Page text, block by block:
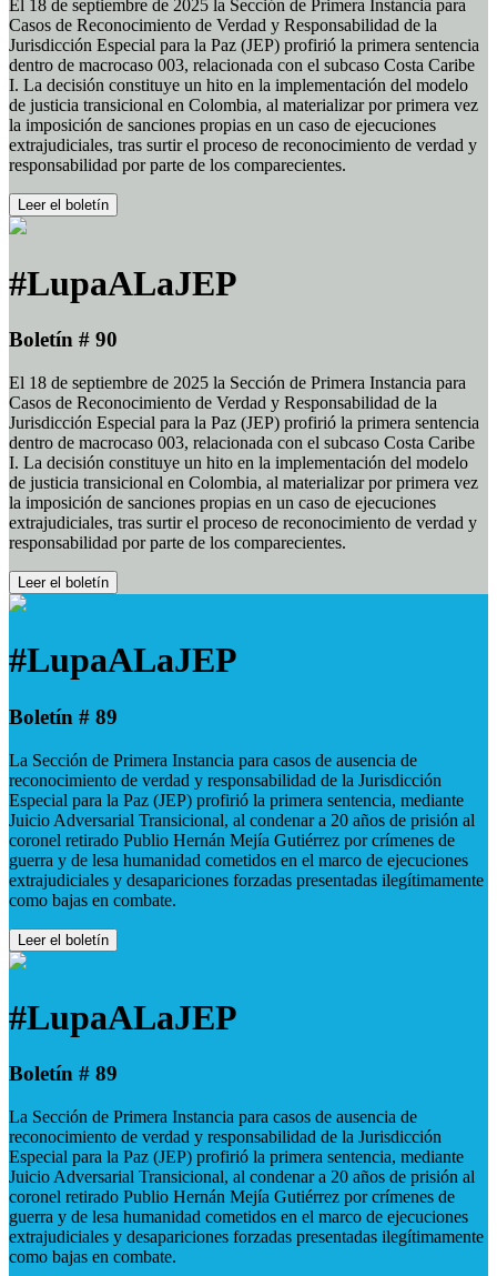
El 18 de septiembre de 2025 la Sección de Primera Instancia para
Casos de Reconocimiento de Verdad y Responsabilidad de la
Jurisdicción Especial para la Paz (JEP) profirió la primera sentencia
dentro de macrocaso 003, relacionada con el subcaso Costa Caribe
I. La decisión constituye un hito en la implementación del modelo
de justicia transicional en Colombia, al materializar por primera vez
la imposición de sanciones propias en un caso de ejecuciones
extrajudiciales, tras surtir el proceso de reconocimiento de verdad y
responsabilidad por parte de los comparecientes.
Leer el boletín
#LupaALaJEP
Boletín # 90
El 18 de septiembre de 2025 la Sección de Primera Instancia para
Casos de Reconocimiento de Verdad y Responsabilidad de la
Jurisdicción Especial para la Paz (JEP) profirió la primera sentencia
dentro de macrocaso 003, relacionada con el subcaso Costa Caribe
I. La decisión constituye un hito en la implementación del modelo
de justicia transicional en Colombia, al materializar por primera vez
la imposición de sanciones propias en un caso de ejecuciones
extrajudiciales, tras surtir el proceso de reconocimiento de verdad y
responsabilidad por parte de los comparecientes.
Leer el boletín
#LupaALaJEP
Boletín # 89
La Sección de Primera Instancia para casos de ausencia de
reconocimiento de verdad y responsabilidad de la Jurisdicción
Especial para la Paz (JEP) profirió la primera sentencia, mediante
Juicio Adversarial Transicional, al condenar a 20 años de prisión al
coronel retirado Publio Hernán Mejía Gutiérrez por crímenes de
guerra y de lesa humanidad cometidos en el marco de ejecuciones
extrajudiciales y desapariciones forzadas presentadas ilegítimamente
como bajas en combate.
Leer el boletín
#LupaALaJEP
Boletín # 89
La Sección de Primera Instancia para casos de ausencia de
reconocimiento de verdad y responsabilidad de la Jurisdicción
Especial para la Paz (JEP) profirió la primera sentencia, mediante
Juicio Adversarial Transicional, al condenar a 20 años de prisión al
coronel retirado Publio Hernán Mejía Gutiérrez por crímenes de
guerra y de lesa humanidad cometidos en el marco de ejecuciones
extrajudiciales y desapariciones forzadas presentadas ilegítimamente
como bajas en combate.